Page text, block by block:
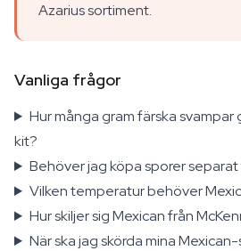
Azarius sortiment.
Vanliga frågor
Hur många gram färska
kit?
Behöver jag köpa sporer
Vilken temperatur behöver
Hur skiljer sig Mexican från
När ska jag skörda mina